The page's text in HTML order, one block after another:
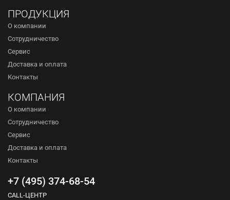
ПРОДУКЦИЯ
О компании
Сотрудничество
Сервис
Доставка и оплата
Контакты
КОМПАНИЯ
О компании
Сотрудничество
Сервис
Доставка и оплата
Контакты
+7 (495) 374-68-54
CALL-ЦЕНТР